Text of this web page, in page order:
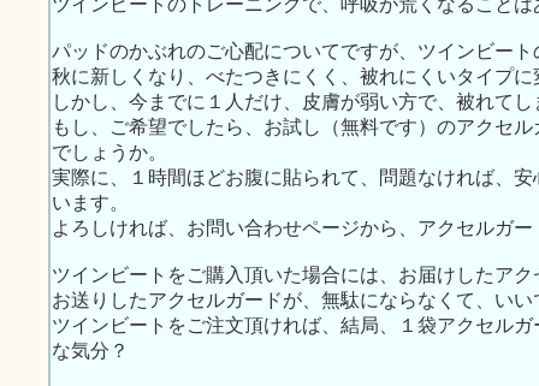
ツインビートのトレーニングで、呼吸が荒くなること
パッドのかぶれのご心配についてですが、ツインビー
秋に新しくなり、べたつきにくく、被れにくいタイプ
しかし、今までに１人だけ、皮膚が弱い方で、被れて
もし、ご希望でしたら、お試し（無料です）のアクセ
でしょうか。
実際に、１時間ほどお腹に貼られて、問題なければ、
います。
よろしければ、お問い合わせページから、アクセルガ
ツインビートをご購入頂いた場合には、お届けしたア
お送りしたアクセルガードが、無駄にならなくて、いい
ツインビートをご注文頂ければ、結局、１袋アクセル
な気分？